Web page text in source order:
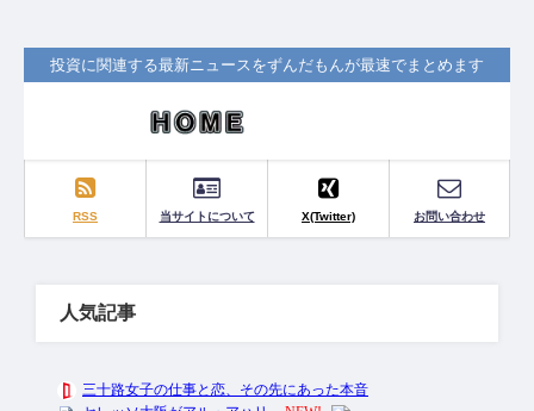
投資に関連する最新ニュースをずんだもんが最速でまとめます
RSS 当サイトについて X(Twitter) お問い合わせ
人気記事